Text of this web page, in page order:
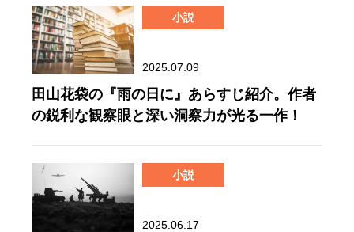
小説
2025.07.09
田山花袋の『雨の日に』あらすじ紹介。作者
の鋭利な観察眼と深い洞察力が光る一作！
小説
2025.06.17